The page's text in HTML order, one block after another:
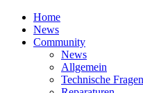
Home
News
Community
News
Allgemein
Technische Fragen